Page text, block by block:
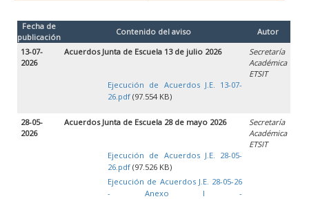
Fecha de
publicación
Contenido del aviso
Autor
13-07-
2026
Acuerdos Junta de Escuela 13 de julio 2026
Ejecución de Acuerdos J.E. 13-07-
26.pdf (97.554 KB)
Secretaría
Académica
ETSIT
28-05-
2026
Acuerdos Junta de Escuela 28 de mayo 2026
Ejecución de Acuerdos J.E. 28-05-
26.pdf (97.526 KB)
Ejecución de Acuerdos J.E. 28-05-26
- Anexo I -
Secretaría
Académica
ETSIT